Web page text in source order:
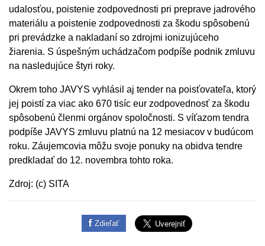
udalosťou, poistenie zodpovednosti pri preprave jadrového
materiálu a poistenie zodpovednosti za škodu spôsobenú
pri prevádzke a nakladaní so zdrojmi ionizujúceho
žiarenia. S úspešným uchádzačom podpíše podnik zmluvu
na nasledujúce štyri roky.
Okrem toho JAVYS vyhlásil aj tender na poisťovateľa, ktorý
jej poistí za viac ako 670 tisíc eur zodpovednosť za škodu
spôsobenú členmi orgánov spoločnosti. S víťazom tendra
podpíše JAVYS zmluvu platnú na 12 mesiacov v budúcom
roku. Záujemcovia môžu svoje ponuky na obidva tendre
predkladať do 12. novembra tohto roka.
Zdroj: (c) SITA
Zdieľať